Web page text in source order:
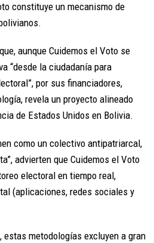
constituye un mecanismo de
aunque Cuidemos el Voto se
“desde la ciudadanía para
por sus financiadores,
revela un proyecto alineado
de Estados Unidos en Bolivia.
como un colectivo antipatriarcal,
advierten que Cuidemos el Voto
electoral en tiempo real,
(aplicaciones, redes sociales y
estas metodologías excluyen a gran